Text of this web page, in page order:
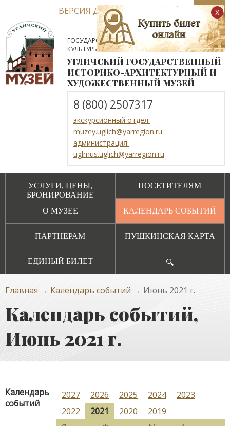
ВЕРСИЯ ДЛЯ СЛАБОВИДЯЩИХ
ГОСУДАРСТВЕННОЕ АВТОНОМНОЕ УЧРЕЖДЕНИЕ
КУЛЬТУРЫ ЯРОСЛАВСКОЙ ОБЛАСТИ
УГЛИЧСКИЙ ГОСУДАРСТВЕННЫЙ
ИСТОРИКО-АРХИТЕКТУРНЫЙ И
ХУДОЖЕСТВЕННЫЙ МУЗЕЙ
8 (800) 2507317
экскурсионный отдел:
muzey.uglich@yarregion.ru
администрация:
uglmus.uglich@yarregion.ru
УСЛУГИ, ЦЕНЫ,
БРОНИРОВАНИЕ
ПОСЕТИТЕЛЯМ
О МУЗЕЕ КАЛЕНДАРЬ СОБЫТИЙ
ПАРТНЕРАМ ПУШКИНСКАЯ КАРТА
ЕДИНЫЙ БИЛЕТ 🔍
Главная → Календарь событий → Июнь 2021 г.
Календарь событий,
Июнь 2021 г.
Календарь
событий
2027 2026 2025 2024
2023
2022
2021 2020
2019
x